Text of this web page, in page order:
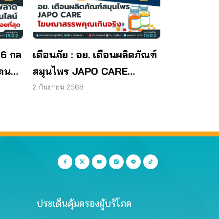
กล
น
เตือนภัย : อย. เตือนผลิตภัณฑ์
สมุนไพร JAPO CARE
โฆษณาสรรพคุณเกินจริง
2 กันยายน 2568
ประเด็นคุ้มครองผู้บริโภค